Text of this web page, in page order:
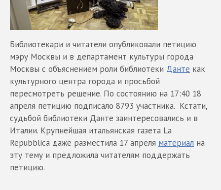
Библиотекари и читатели опубликовали петицию
мэру Москвы и в департамент культуры города
Москвы с объяснением роли библиотеки Данте как
культурного центра города и просьбой
пересмотреть решение. По состоянию на 17:40 18
апреля петицию подписало 8793 участника. Кстати,
судьбой библиотеки Данте заинтересовались и в
Италии. Крупнейшая итальянская газета La
Repubblica даже разместила 17 апреля материал на
эту тему и предложила читателям поддержать
петицию.